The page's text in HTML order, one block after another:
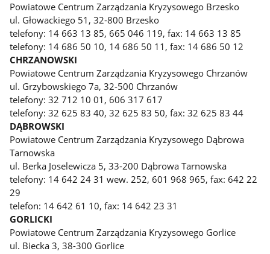
Powiatowe Centrum Zarządzania Kryzysowego Brzesko
ul. Głowackiego 51, 32-800 Brzesko
telefony: 14 663 13 85, 665 046 119, fax: 14 663 13 85
telefony: 14 686 50 10, 14 686 50 11, fax: 14 686 50 12
CHRZANOWSKI
Powiatowe Centrum Zarządzania Kryzysowego Chrzanów
ul. Grzybowskiego 7a, 32-500 Chrzanów
telefony: 32 712 10 01, 606 317 617
telefony: 32 625 83 40, 32 625 83 50, fax: 32 625 83 44
DĄBROWSKI
Powiatowe Centrum Zarządzania Kryzysowego Dąbrowa
Tarnowska
ul. Berka Joselewicza 5, 33-200 Dąbrowa Tarnowska
telefony: 14 642 24 31 wew. 252, 601 968 965, fax: 642 22
29
telefon: 14 642 61 10, fax: 14 642 23 31
GORLICKI
Powiatowe Centrum Zarządzania Kryzysowego Gorlice
ul. Biecka 3, 38-300 Gorlice